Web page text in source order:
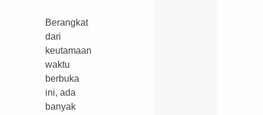
Berangkat
dari
keutamaan
waktu
berbuka
ini, ada
banyak